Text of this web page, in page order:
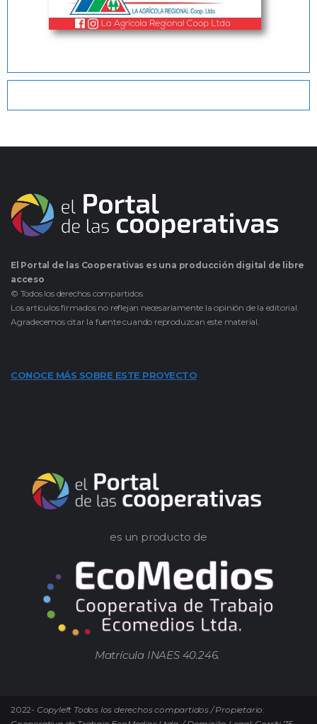
El Portal de las Cooperativas es una producción digital de libre
acceso
© Todos los derechos compartidos.
Los artículos firmados no reflejan necesariamente la opinión de la editorial.
Agradecemos citar la fuente cuando reproduzcan este material.
CONOCE MÁS SOBRE ESTE PROYECTO
es un producto de
Matrícula INAES 40.246.
2022- Copyleft Todos los derechos compartidos / Propietario: